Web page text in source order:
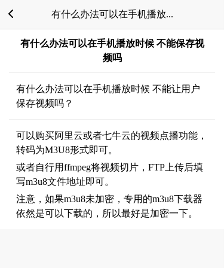
有什么办法可以在手机播放...
有什么办法可以在手机播放时候 不能保存视
频吗
有什么办法可以在手机播放时候 不能让用户
保存视频吗？
可以购买阿里云或者七牛云的视频点播功能，
转码为M3U8形式即可。
或者自行用ffmpeg将视频切片，FTP上传后填
写m3u8文件地址即可。
注意，如果m3u8未加密，专用的m3u8下载器
依然是可以下载的，所以最好是加密一下。